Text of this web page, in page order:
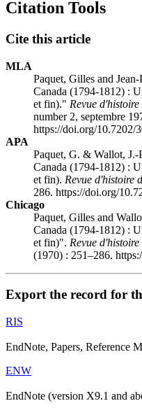
Citation Tools
Cite this article
MLA
Paquet, Gilles and
Canada (1794-1812) :
et fin)." Revue
number 2, septembre
https://doi.org/10.7202/
APA
Paquet, G. & Wallot,
Canada (1794-1812) :
et fin). Revue d'histoire
286. https://doi.org/
Chicago
Paquet, Gilles and
Canada (1794-1812) :
et fin)". Revue
(1970) : 251–286.
Export the record for
RIS
EndNote, Papers, Reference
ENW
EndNote (version X9.1 and